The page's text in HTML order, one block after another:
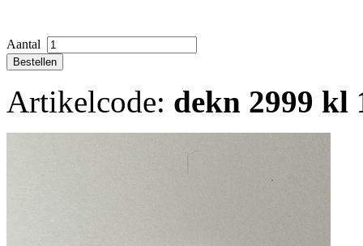
Aantal
Artikelcode: dekn 2999 kl